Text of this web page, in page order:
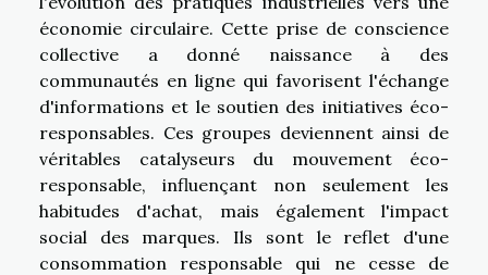
économie circulaire. Cette prise de conscience
collective a donné naissance à des
communautés en ligne qui favorisent l'échange
d'informations et le soutien des initiatives éco-
responsables. Ces groupes deviennent ainsi de
véritables catalyseurs du mouvement éco-
responsable, influençant non seulement les
habitudes d'achat, mais également l'impact
social des marques. Ils sont le reflet d'une
consommation responsable qui ne cesse de